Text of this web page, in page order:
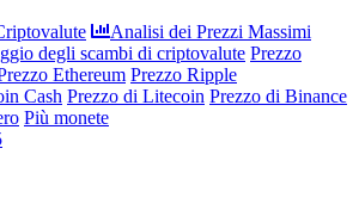
Analisi dei Prezzi Massimi
degli scambi di criptovalute Prezzo
Ethereum Prezzo Ripple
Cash Prezzo di Litecoin Prezzo di Binance
Più monete